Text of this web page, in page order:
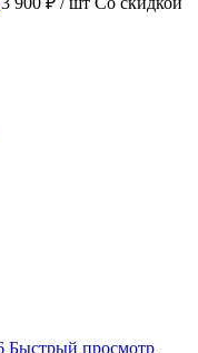
Быстрый просмотр